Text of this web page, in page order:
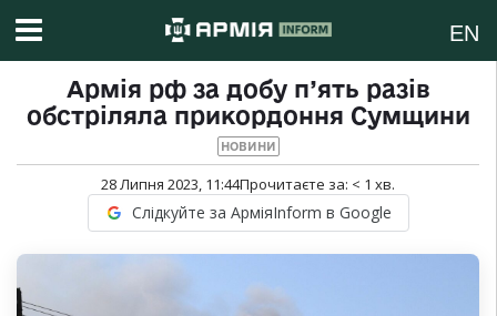
EN
Армія рф за добу п’ять разів
обстріляла прикордоння Сумщини
НОВИНИ
28 Липня 2023, 11:44Прочитаєте за: < 1 хв.
Слідкуйте за АрміяInform в Google